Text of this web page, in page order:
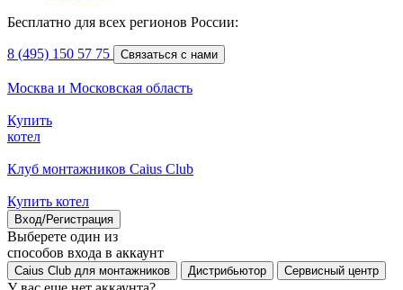
Бесплатно для всех регионов России:
8 (495) 150 57 75 Связаться с нами
Москва и Московская область
Купить
котел
Клуб монтажников Caius Club
Купить котел
Вход/Регистрация
Выберете один из
способов входа в аккаунт
Caius Club для монтажников Дистрибьютор Сервисный центр